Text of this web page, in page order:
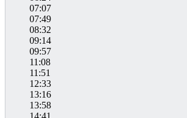
07:07
07:49
08:32
09:14
09:57
11:08
11:51
12:33
13:16
13:58
14:41